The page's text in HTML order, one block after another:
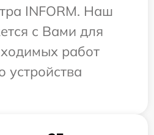
INFORM. Наш
с Вами для
работ
устройства